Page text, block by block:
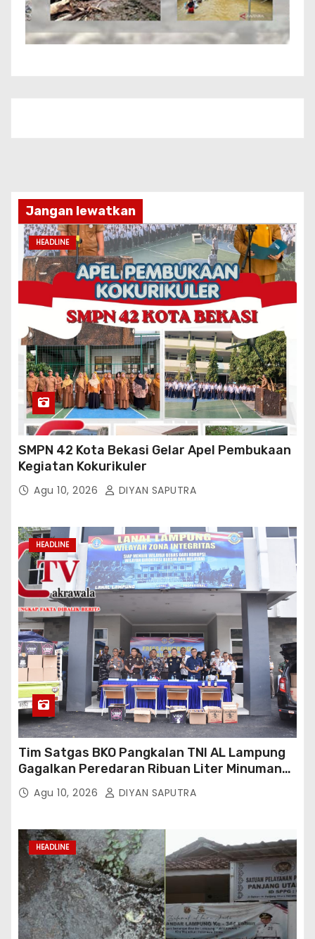
Jangan lewatkan
HEADLINE
SMPN 42 Kota Bekasi Gelar Apel Pembukaan
Kegiatan Kokurikuler
Agu 10, 2026 DIYAN SAPUTRA
HEADLINE
Tim Satgas BKO Pangkalan TNI AL Lampung
Gagalkan Peredaran Ribuan Liter Minuman
Keras Ilegal Di Pelabuhan Bakauheni
Agu 10, 2026 DIYAN SAPUTRA
HEADLINE